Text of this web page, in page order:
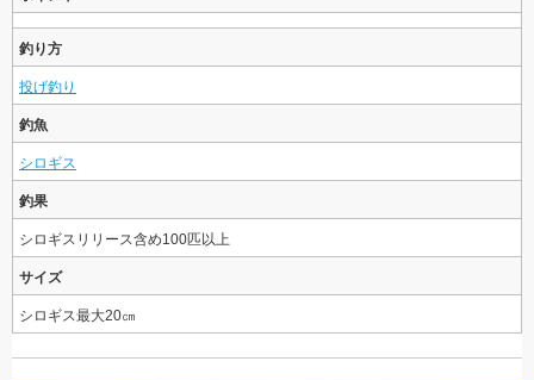
釣り方
投げ釣り
釣魚
シロギス
釣果
シロギスリリース含め100匹以上
サイズ
シロギス最大20㎝